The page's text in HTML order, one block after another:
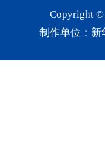
Copyright ©
制作单位：